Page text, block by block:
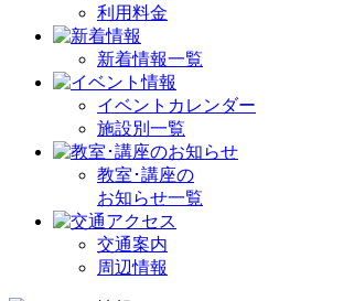
利用料金
新着情報一覧
イベントカレンダー
施設別一覧
教室･講座の
お知らせ一覧
交通案内
周辺情報